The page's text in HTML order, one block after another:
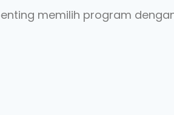
memilih program